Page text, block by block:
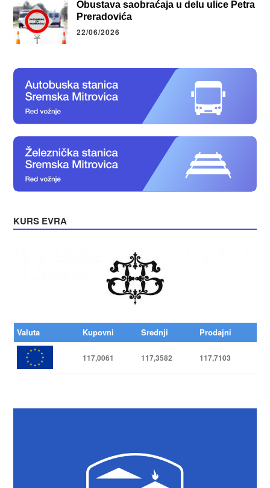
Obustava saobraćaja u delu ulice Petra
Preradovića
22/06/2026
KURS EVRA
Valuta Kupovni Srednji Prodajni
117,0061 117,3582 117,7103